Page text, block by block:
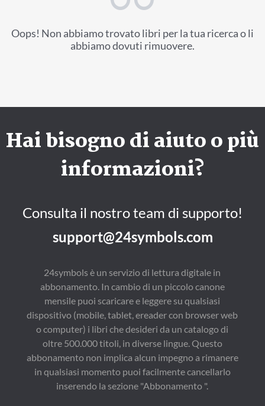
Oops! Non abbiamo trovato libri per la tua ricerca o li
abbiamo dovuti rimuovere.
Hai bisogno di aiuto o più
informazioni?
Consulta il nostro team di supporto!
support@24symbols.com
24symbols è un servizio di lettura digitale in
abbonamento. In cambio di un piccolo canone
mensile puoi scaricare e leggere su qualsiasi
dispositivo (mobile, tablet, ereader con browser web
o computer) i libri che desideri da un catalogo di
oltre 500.000 titoli, in diverse lingue. Questo
abbonamento non implica alcun impegno a rimanere
in qualsiasi momento puoi facilmente cancellarlo
inserendo la sezione "Abbonamento ".